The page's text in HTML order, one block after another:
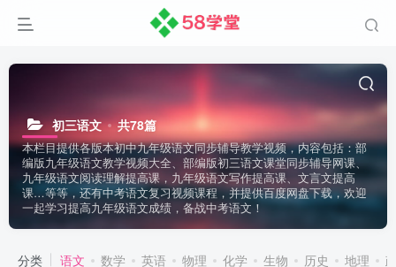
初三语文 共78篇
本栏目提供各版本初中九年级语文同步辅导教学视频，内容包括：部
编版九年级语文教学视频大全、部编版初三语文课堂同步辅导网课、
九年级语文阅读理解提高课，九年级语文写作提高课、文言文提高
课…等等，还有中考语文复习视频课程，并提供百度网盘下载，欢迎
一起学习提高九年级语文成绩，备战中考语文！
分类 语文 数学 英语 物理 化学 生物 历史 地理